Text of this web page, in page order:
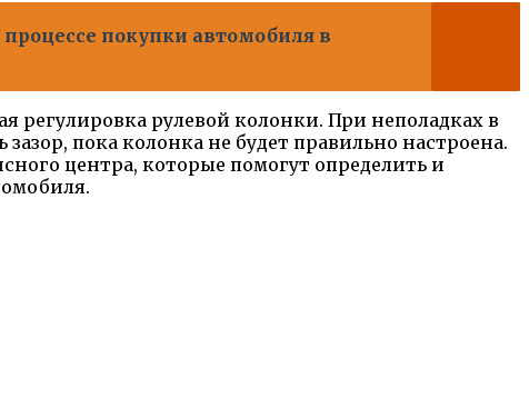
покупки автомобиля в
рулевой колонки. При неполадках в
пока колонка не будет правильно настроена.
центра, которые помогут определить и